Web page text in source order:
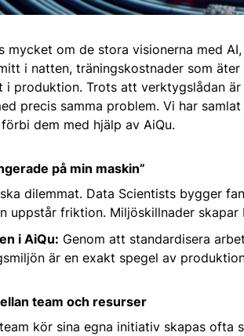
mycket om de stora visionerna med
i natten, träningskostnader som
i produktion. Trots att verktygslådan
precis samma problem. Vi har
dem med hjälp av AiQu.
på min maskin”
dilemmat. Data Scientists bygger
uppstår friktion. Miljöskillnader
i AiQu: Genom att standardisera
är en exakt spegel av
team och resurser
kör sina egna initiativ skapas ofta